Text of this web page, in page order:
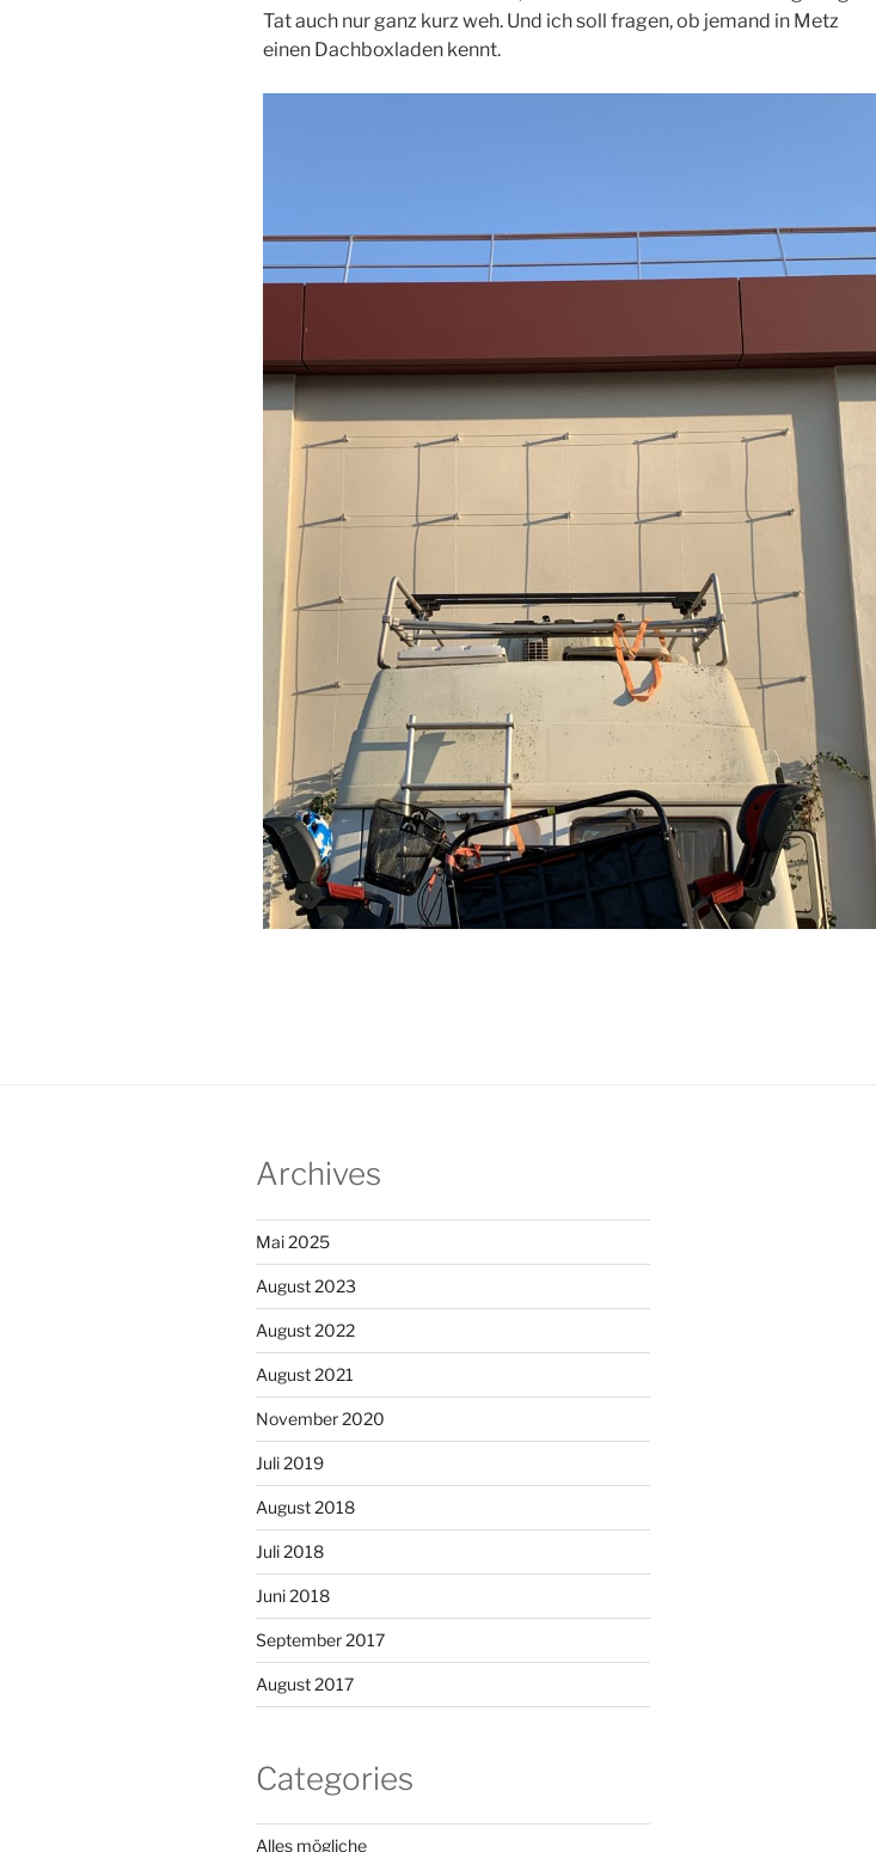
Tat auch nur ganz kurz weh. Und ich soll fragen, ob jemand in Metz
einen Dachboxladen kennt.
Archives
Mai 2025
August 2023
August 2022
August 2021
November 2020
Juli 2019
August 2018
Juli 2018
Juni 2018
September 2017
August 2017
Categories
Alles mögliche